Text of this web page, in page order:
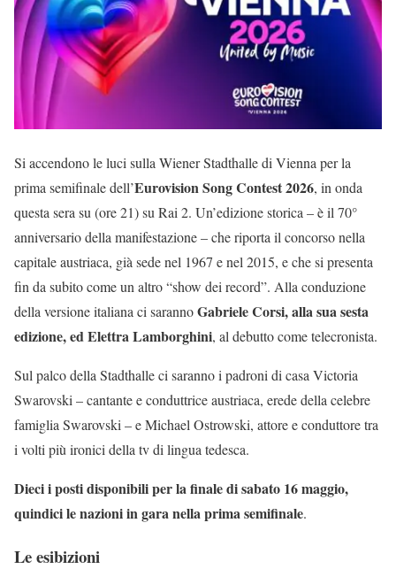
Si accendono le luci sulla Wiener Stadthalle di Vienna per la
prima semifinale dell’Eurovision Song Contest 2026, in onda
questa sera su (ore 21) su Rai 2. Un’edizione storica – è il 70°
anniversario della manifestazione – che riporta il concorso nella
capitale austriaca, già sede nel 1967 e nel 2015, e che si presenta
fin da subito come un altro “show dei record”. Alla conduzione
della versione italiana ci sarannoGabriele Corsi, alla sua sesta
edizione, ed Elettra Lamborghini, al debutto come telecronista.
Sul palco della Stadthalle ci saranno i padroni di casa Victoria
Swarovski – cantante e conduttrice austriaca, erede della celebre
famiglia Swarovski – e Michael Ostrowski, attore e conduttore tra
i volti più ironici della tv di lingua tedesca.
Dieci i posti disponibili per la finale di sabato 16 maggio,
quindici le nazioni in gara nella prima semifinale.
Le esibizioni